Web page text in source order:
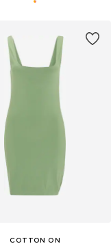
COTTON ON